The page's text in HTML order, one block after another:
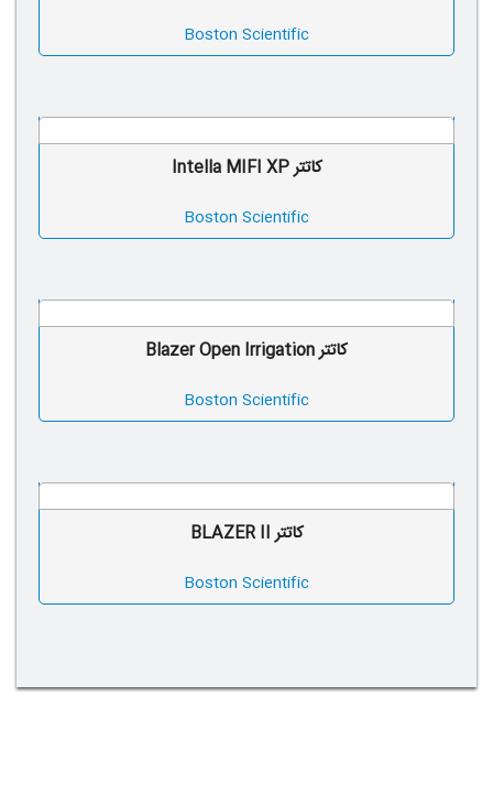
Boston Scientific
کاتتر Intella MIFI XP
Boston Scientific
کاتتر Blazer Open Irrigation
Boston Scientific
کاتتر BLAZER II
Boston Scientific